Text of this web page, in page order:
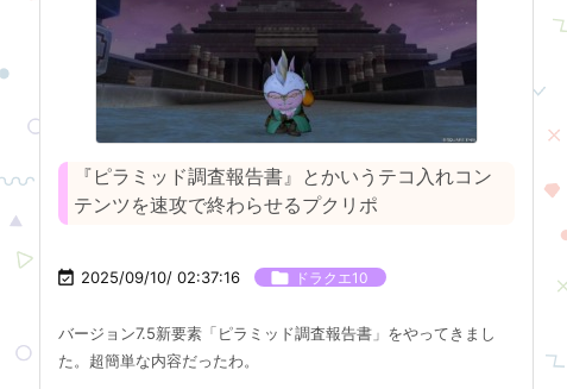
『ピラミッド調査報告書』とかいうテコ入れコン
テンツを速攻で終わらせるプクリポ
 2025/09/10/ 02:37:16  ドラクエ10
バージョン7.5新要素「ピラミッド調査報告書」をやってきまし
た。超簡単な内容だったわ。